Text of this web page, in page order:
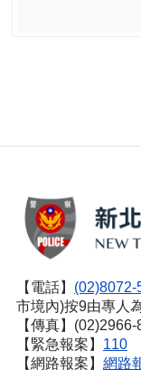
【電話】 (02)8072-
市境內)按9由專人
【傳真】
【緊急報案】 110
【網路報案】 網路